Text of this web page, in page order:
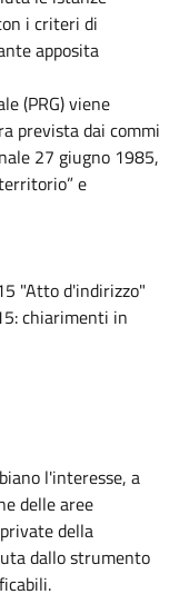
i criteri di
apposita
(PRG) viene
prevista dai commi
27 giugno 1985,
e
"Atto d'indirizzo"
chiarimenti in
l'interesse, a
delle aree
della
dallo strumento